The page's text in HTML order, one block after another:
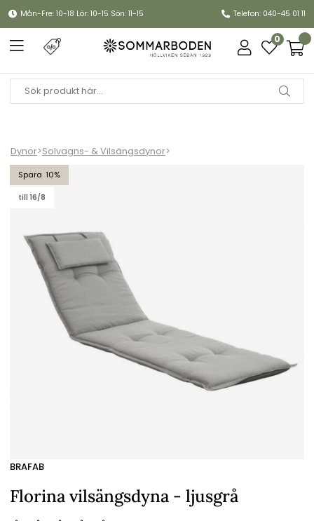
Mån-Fre: 10-18 Lör: 10-15 Sön: 11-15 Telefon: 040-45 01 11
0
Dynor>Solvagns- & Vilsängsdynor>
10
till 16/8
Florina vilsängsdyna - ljusgrå
BRAFAB
Florina vilsängsdyna - ljusgrå